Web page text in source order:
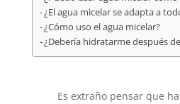
¿El agua micelar se adapta a
¿Cómo uso el agua micelar?
¿Debería hidratarme después
Es extraño pensar que